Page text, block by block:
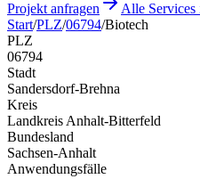
Projekt anfragen
Alle Services
Start/PLZ/06794/Biotech
PLZ
06794
Stadt
Sandersdorf-Brehna
Kreis
Landkreis Anhalt-Bitterfeld
Bundesland
Sachsen-Anhalt
Anwendungsfälle